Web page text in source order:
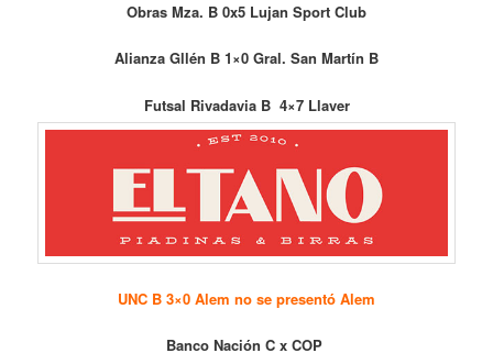
Obras Mza. B 0x5 Lujan Sport Club
Alianza Gllén B 1×0 Gral. San Martín B
Futsal Rivadavia B 4×7 Llaver
UNC B 3×0 Alem no se presentó Alem
Banco Nación C x COP